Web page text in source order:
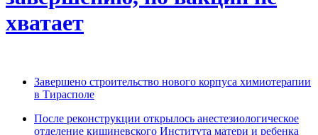
хватает
Завершено строительство нового корпуса химиотерапии
в Тирасполе
После реконструкции открылось анестезиологическое
отделение кишиневского Института матери и ребенка